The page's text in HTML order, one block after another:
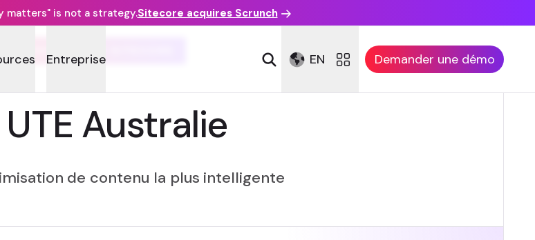
matters" is not a strategy.Sitecore acquires Scrunch
Entreprise EN Demander une démo
Australie
de contenu la plus intelligente